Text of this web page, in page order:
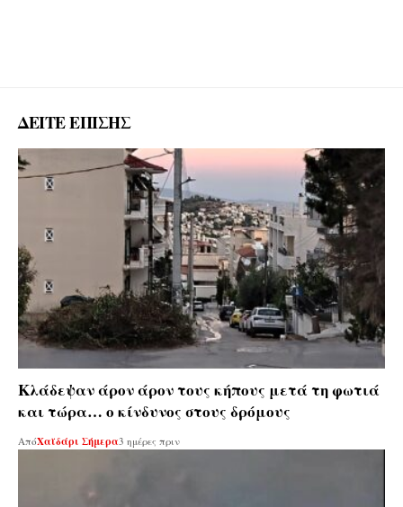
ΔΕΙΤΕ ΕΠΙΣΗΣ
Κλάδεψαν άρον άρον τους κήπους μετά τη φωτιά
και τώρα… ο κίνδυνος στους δρόμους
ΑπόΧαϊδάρι Σήμερα3 ημέρες πριν